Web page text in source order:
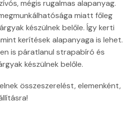
mégis rugalmas alapanyag.
miatt főleg
készülnek belőle. Így kerti
kerítések alapanyaga is lehet.
is páratlanul strapabíró és
készülnek belőle.
összeszerelést, elemenként,